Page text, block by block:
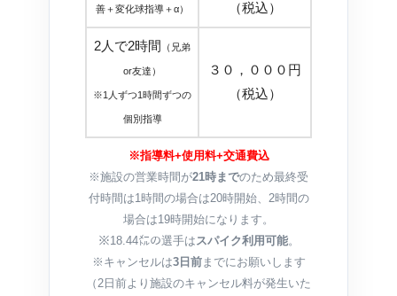
善＋変化球指導＋α）
（税込）
2人で2時間 （兄弟
or友達）
※1人ずつ1時間ずつの
個別指導
３０，０００円
（税込）
※指導料+使用料+交通費込
※施設の営業時間が21時までのため最終受
付時間は1時間の場合は20時開始、2時間の
場合は19時開始になります。
※18.44㍍の選手は スパイク利用可能。
※キャンセルは3日前までにお願いします
（2日前より施設のキャンセル料が発生いた